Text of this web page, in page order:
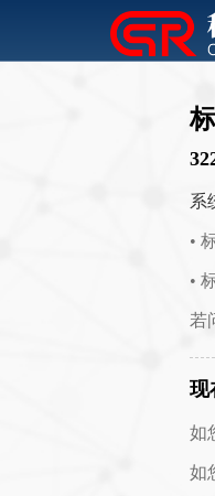
系
•
•
若
现
如
如